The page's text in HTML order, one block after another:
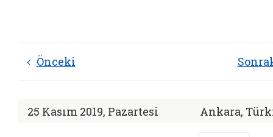
Önceki
25 Kasım 2019, Pazartesi Ankara,